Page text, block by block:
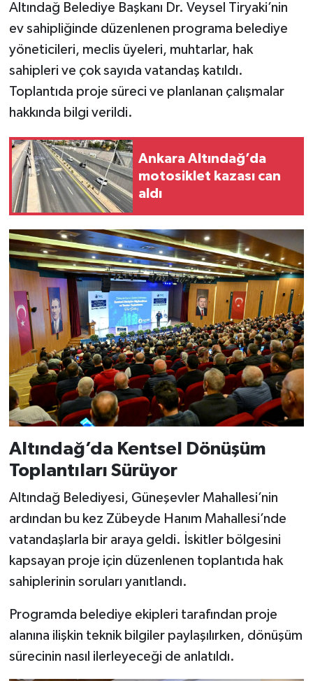
Altındağ Belediye Başkanı Dr. Veysel Tiryaki’nin
ev sahipliğinde düzenlenen programa belediye
yöneticileri, meclis üyeleri, muhtarlar, hak
sahipleri ve çok sayıda vatandaş katıldı.
Toplantıda proje süreci ve planlanan çalışmalar
hakkında bilgi verildi.
Ankara Altındağ’da
motosiklet kazası can
aldı
Altındağ’da Kentsel Dönüşüm
Toplantıları Sürüyor
Altındağ Belediyesi, Güneşevler Mahallesi’nin
ardından bu kez Zübeyde Hanım Mahallesi’nde
vatandaşlarla bir araya geldi. İskitler bölgesini
kapsayan proje için düzenlenen toplantıda hak
sahiplerinin soruları yanıtlandı.
Programda belediye ekipleri tarafından proje
alanına ilişkin teknik bilgiler paylaşılırken, dönüşüm
sürecinin nasıl ilerleyeceği de anlatıldı.